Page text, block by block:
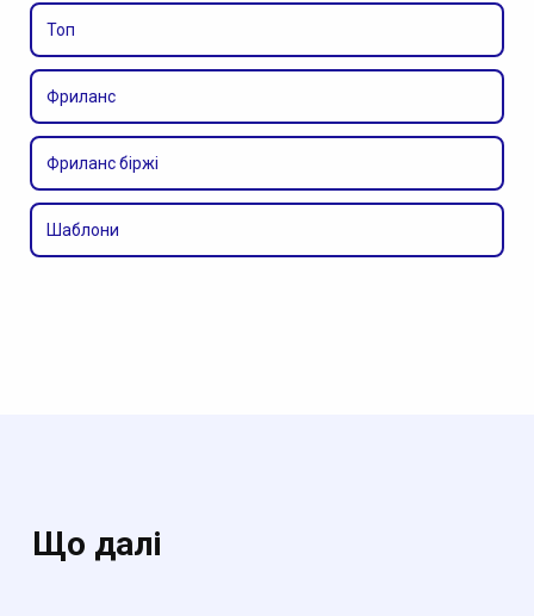
Топ
Фриланс
Фриланс біржі
Шаблони
Що далі